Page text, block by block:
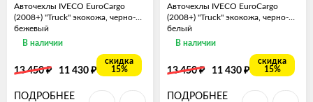
Авточехлы IVECO EuroCargo
(2008+) "Truck" экокожа, черно-
бежевый
В наличии
13 450₽ 11 430 ₽
скидка
15%
ПОДРОБНЕЕ
Авточехлы IVECO EuroCargo
(2008+) "Truck" экокожа, черно-
белый
В наличии
13 450₽ 11 430 ₽
скидка
15%
ПОДРОБНЕЕ